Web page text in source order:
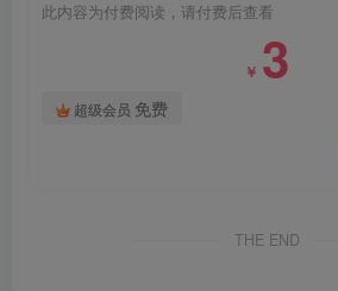
此内容为付费阅读，请付费后查看
￥ 3
超级会员 免费
THE END